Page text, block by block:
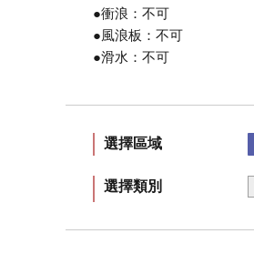
●衝浪：不可
●風浪板：不可
●滑水：不可
選擇區域
選擇類別